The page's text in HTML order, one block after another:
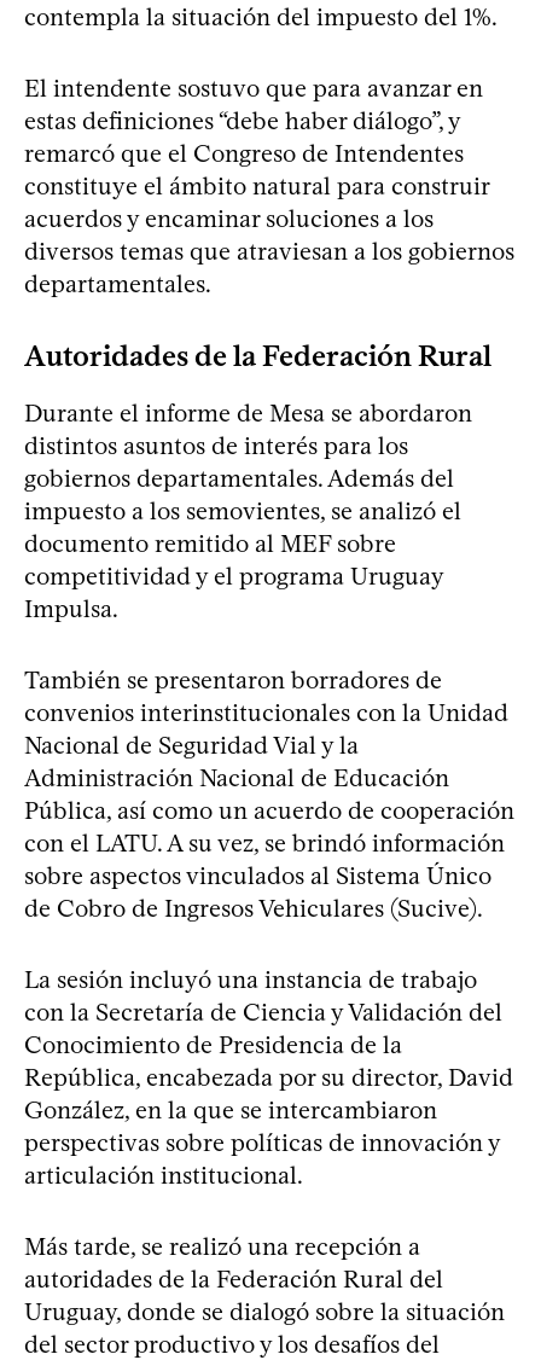
contempla la situación del impuesto del 1%.
El intendente sostuvo que para avanzar en
estas definiciones “debe haber diálogo”, y
remarcó que el Congreso de Intendentes
constituye el ámbito natural para construir
acuerdos y encaminar soluciones a los
diversos temas que atraviesan a los gobiernos
departamentales.
Autoridades de la Federación Rural
Durante el informe de Mesa se abordaron
distintos asuntos de interés para los
gobiernos departamentales. Además del
impuesto a los semovientes, se analizó el
documento remitido al MEF sobre
competitividad y el programa Uruguay
Impulsa.
También se presentaron borradores de
convenios interinstitucionales con la Unidad
Nacional de Seguridad Vial y la
Administración Nacional de Educación
Pública, así como un acuerdo de cooperación
con el LATU. A su vez, se brindó información
sobre aspectos vinculados al Sistema Único
de Cobro de Ingresos Vehiculares (Sucive).
La sesión incluyó una instancia de trabajo
con la Secretaría de Ciencia y Validación del
Conocimiento de Presidencia de la
República, encabezada por su director, David
González, en la que se intercambiaron
perspectivas sobre políticas de innovación y
articulación institucional.
Más tarde, se realizó una recepción a
autoridades de la Federación Rural del
Uruguay, donde se dialogó sobre la situación
del sector productivo y los desafíos del